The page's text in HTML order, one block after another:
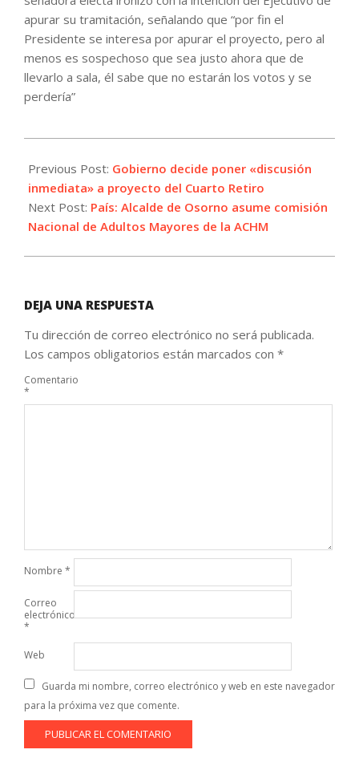
apurar su tramitación, señalando que “por fin el
Presidente se interesa por apurar el proyecto, pero al
menos es sospechoso que sea justo ahora que de
llevarlo a sala, él sabe que no estarán los votos y se
perdería”
12-
01
Previous Post: Gobierno decide poner «discusión
inmediata» a proyecto del Cuarto Retiro
Next Post: País: Alcalde de Osorno asume comisión
Nacional de Adultos Mayores de la ACHM
DEJA UNA RESPUESTA
Tu dirección de correo electrónico no será publicada.
Los campos obligatorios están marcados con *
Comentario
*
Nombre *
Correo
electrónico
*
Web
Guarda mi nombre, correo electrónico y web en este navegador
para la próxima vez que comente.